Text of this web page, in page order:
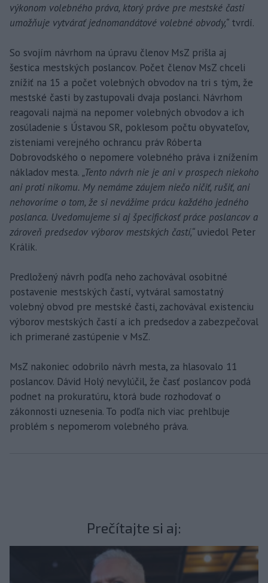
výkonom volebného práva, ktorý práve pre mestské časti
umožňuje vytvárať jednomandátové volebné obvody,“ tvrdí.
So svojím návrhom na úpravu členov MsZ prišla aj
šestica mestských poslancov. Počet členov MsZ chceli
znížiť na 15 a počet volebných obvodov na tri s tým, že
mestské časti by zastupovali dvaja poslanci. Návrhom
reagovali najmä na nepomer volebných obvodov a ich
zosúladenie s Ústavou SR, poklesom počtu obyvateľov,
zisteniami verejného ochrancu práv Róberta
Dobrovodského o nepomere volebného práva i znížením
nákladov mesta. „Tento návrh nie je ani v prospech niekoho
ani proti nikomu. My nemáme záujem niečo ničiť, rušiť, ani
nehovoríme o tom, že si nevážime prácu každého jedného
poslanca. Uvedomujeme si aj špecifickosť práce poslancov a
zároveň predsedov výborov mestských častí,“ uviedol Peter
Králik.
Predložený návrh podľa neho zachovával osobitné
postavenie mestských častí, vytváral samostatný
volebný obvod pre mestské časti, zachovával existenciu
výborov mestských častí a ich predsedov a zabezpečoval
ich primerané zastúpenie v MsZ.
MsZ nakoniec odobrilo návrh mesta, za hlasovalo 11
poslancov. Dávid Holý nevylúčil, že časť poslancov podá
podnet na prokuratúru, ktorá bude rozhodovať o
zákonnosti uznesenia. To podľa nich viac prehlbuje
problém s nepomerom volebného práva.
Prečítajte si aj: